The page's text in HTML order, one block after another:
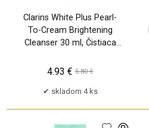
Clarins White Plus Pearl-
To-Cream Brightening
Cleanser 30 ml, Čistiaca
skladom 4 ks
4.93 € 5.80 €